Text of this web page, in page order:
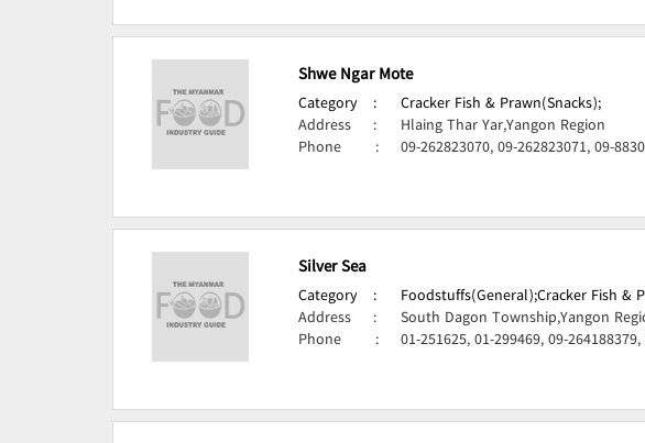
Shwe Ngar Mote
Category :
Cracker Fish & Prawn(Snacks);
Address
:
Hlaing Thar Yar,Yangon Region
Phone
: 09-262823070, 09-262823071, 09-
Silver Sea
Category : Foodstuffs(General);Cracker Fish &
Address
:
South Dagon Township,Yangon
Phone
: 01-251625, 01-299469, 09-